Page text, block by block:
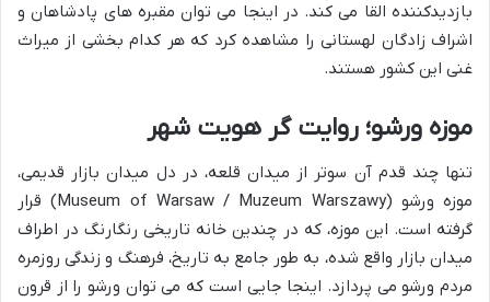
بازدیدکننده القا می کند. در اینجا می توان مقبره های پادشاهان و
اشراف زادگان لهستانی را مشاهده کرد که هر کدام بخشی از میراث
غنی این کشور هستند.
موزه ورشو؛ روایت گر هویت شهر
تنها چند قدم آن سوتر از میدان قلعه، در دل میدان بازار قدیمی،
موزه ورشو (Museum of Warsaw / Muzeum Warszawy) قرار
گرفته است. این موزه، که در چندین خانه تاریخی رنگارنگ در اطراف
میدان بازار واقع شده، به طور جامع به تاریخ، فرهنگ و زندگی روزمره
مردم ورشو می پردازد. اینجا جایی است که می توان ورشو را از قرون